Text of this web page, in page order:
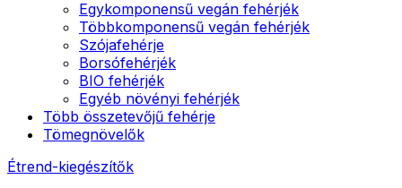
Egykomponensű vegán fehérjék
Többkomponensű vegán fehérjék
Szójafehérje
Borsófehérjék
BIO fehérjék
Egyéb növényi fehérjék
Több összetevőjű fehérje
Tömegnövelők
Étrend-kiegészítők